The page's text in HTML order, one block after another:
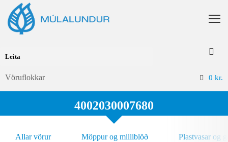
Vöruflokkar 0 kr.
4002030007680
Allar vörur Möppur og milliblöð Plastvasar og